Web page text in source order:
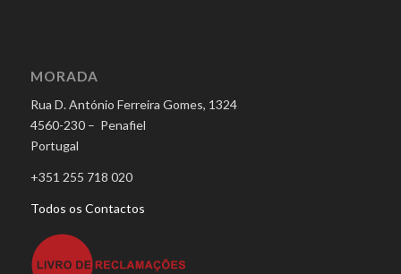
MORADA
Rua D. António Ferreira Gomes, 1324
4560-230 – Penafiel
Portugal
+351 255 718 020
Todos os Contactos